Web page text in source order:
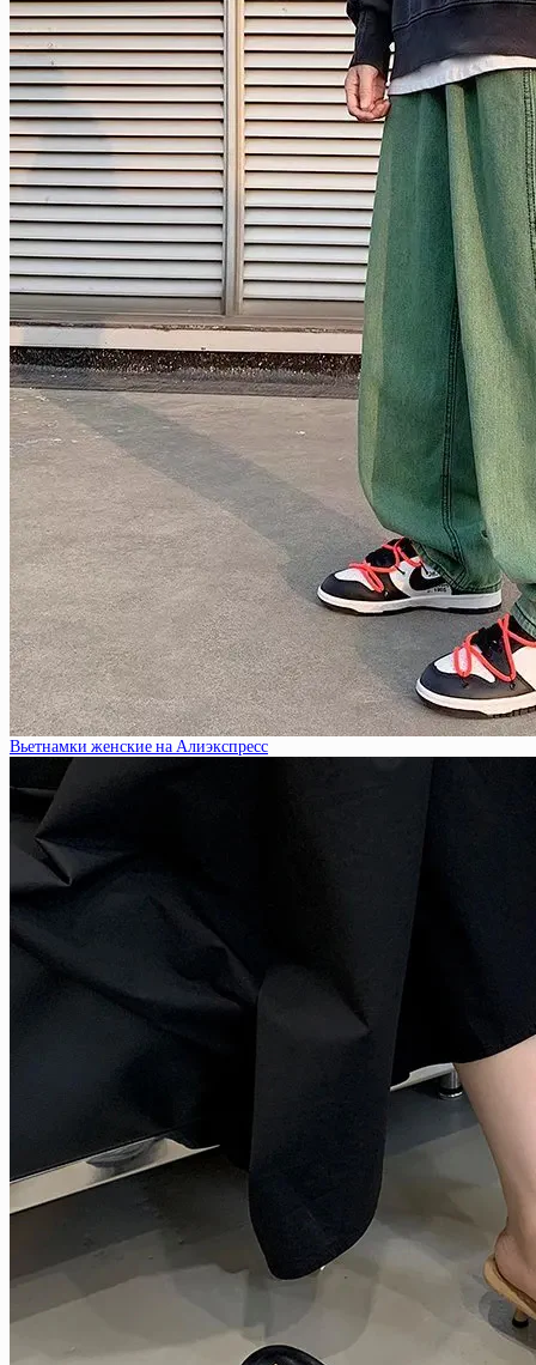
Вьетнамки женские на Алиэкспресс